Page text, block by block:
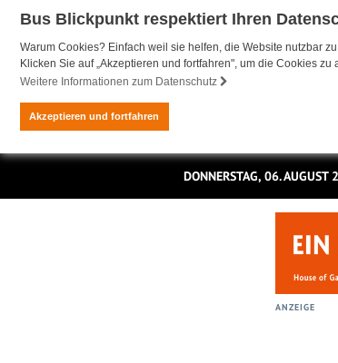
Bus Blickpunkt respektiert Ihren
Warum Cookies? Einfach weil sie helfen, die Website nutzbar
Klicken Sie auf „Akzeptieren und fortfahren", um die Cookies zu
Weitere Informationen zum Datenschutz
Akzeptieren und fortfahren
DONNERSTAG, 06. AUGUST
ANZEIGE